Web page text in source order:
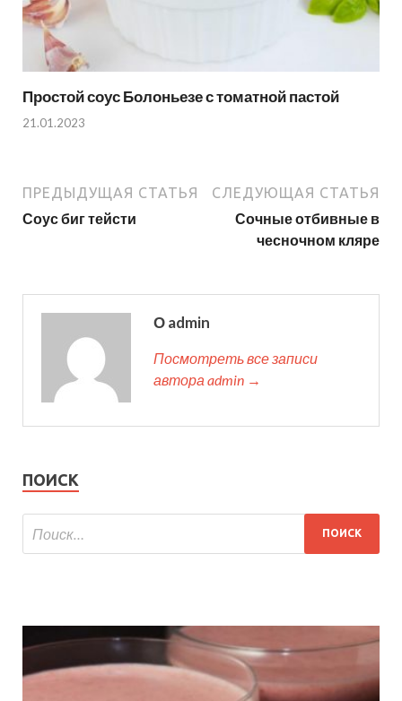
Простой соус Болоньезе с томатной пастой
21.01.2023
ПРЕДЫДУЩАЯ СТАТЬЯ
Соус биг тейсти
СЛЕДУЮЩАЯ СТАТЬЯ
Сочные отбивные в
чесночном кляре
О admin
Посмотреть все записи
автора admin →
ПОИСК